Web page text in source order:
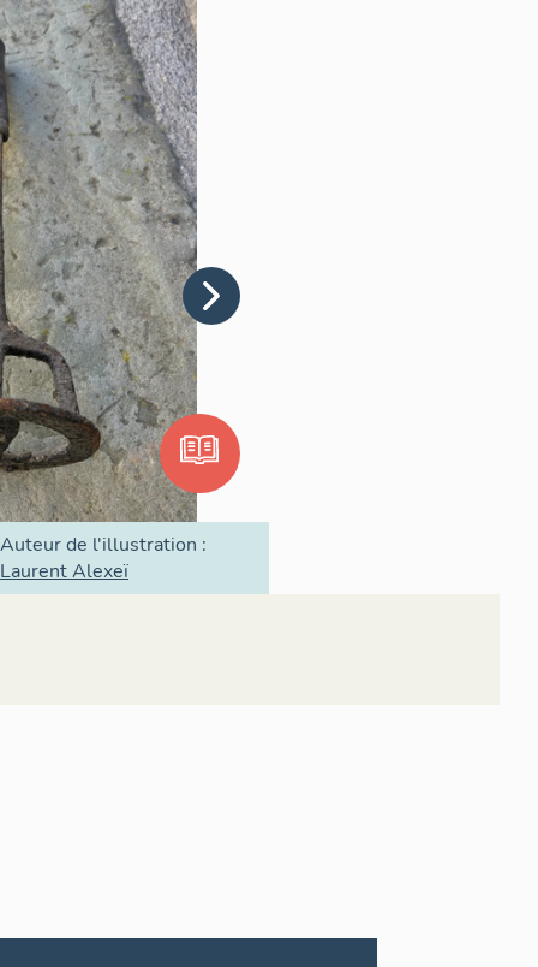
Auteur de l'illustration :
Laurent Alexeï